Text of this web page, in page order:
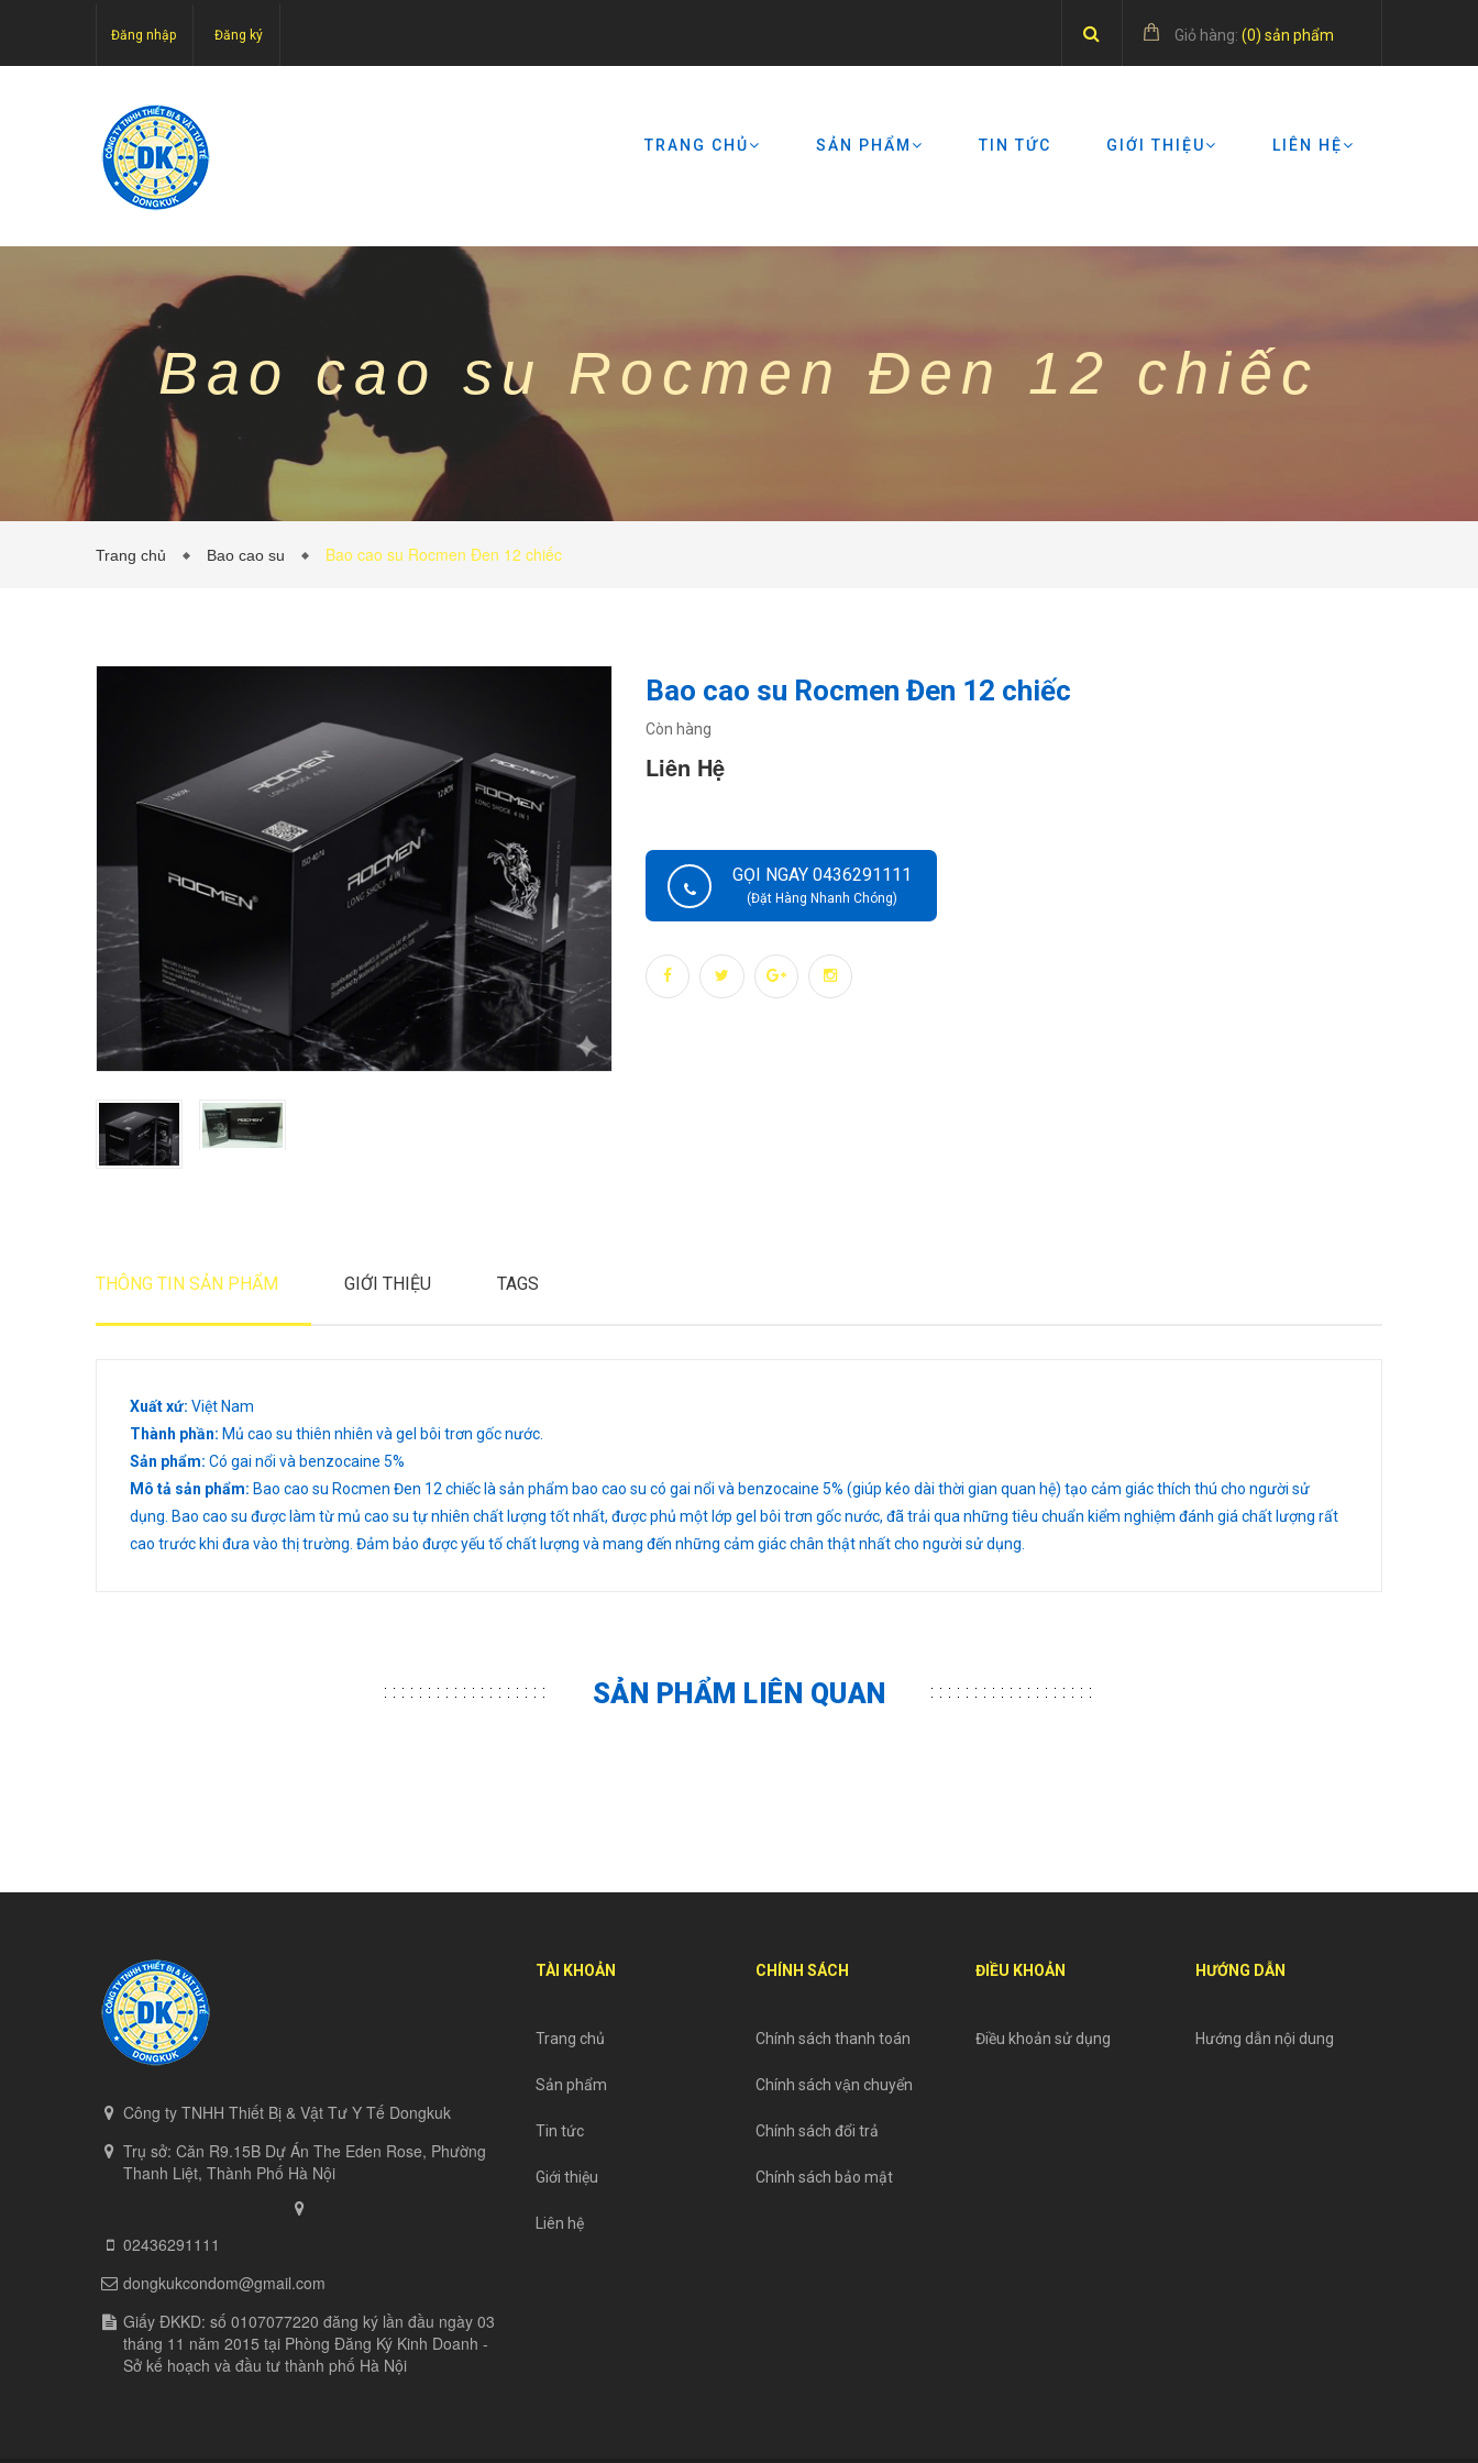
Đăng nhập Đăng ký Giỏ hàng: (0) sản phẩm
TRANG CHỦ SẢN PHẨM TIN TỨC GIỚI THIỆU LIÊN HỆ
Bao cao su Rocmen Đen 12 chiếc
Trang chủ Bao cao su Bao cao su Rocmen Đen 12 chiếc
Bao cao su Rocmen Đen 12 chiếc
Còn hàng
Liên Hệ
GỌI NGAY 0436291111
(Đặt Hàng Nhanh Chóng)
THÔNG TIN SẢN PHẨM GIỚI THIỆU TAGS
Xuất xứ: Việt Nam
Thành phần: Mủ cao su thiên nhiên và gel bôi trơn gốc nước.
Sản phẩm: Có gai nổi và benzocaine 5%
Mô tả sản phẩm: Bao cao su Rocmen Đen 12 chiếc là sản phẩm bao cao su có gai nổi và benzocaine 5% (giúp kéo dài thời gian quan hệ) tạo cảm giác thích thú cho người sử
dụng. Bao cao su được làm từ mủ cao su tự nhiên chất lượng tốt nhất, được phủ một lớp gel bôi trơn gốc nước, đã trải qua những tiêu chuẩn kiểm nghiệm đánh giá chất lượng rất
cao trước khi đưa vào thị trường. Đảm bảo được yếu tố chất lượng và mang đến những cảm giác chân thật nhất cho người sử dụng.
SẢN PHẨM LIÊN QUAN
Công ty TNHH Thiết Bị & Vật Tư Y Tế Dongkuk
Trụ sở: Căn R9.15B Dự Án The Eden Rose, Phường
Thanh Liệt, Thành Phố Hà Nội
02436291111
dongkukcondom@gmail.com
Giấy ĐKKD: số 0107077220 đăng ký lần đầu ngày 03
tháng 11 năm 2015 tại Phòng Đăng Ký Kinh Doanh -
Sở kế hoạch và đầu tư thành phố Hà Nội
TÀI KHOẢN
Trang chủ
Sản phẩm
Tin tức
Giới thiệu
Liên hệ
CHÍNH SÁCH
Chính sách thanh toán
Chính sách vận chuyển
Chính sách đổi trả
Chính sách bảo mật
ĐIỀU KHOẢN
Điều khoản sử dụng
HƯỚNG DẪN
Hướng dẫn nội dung